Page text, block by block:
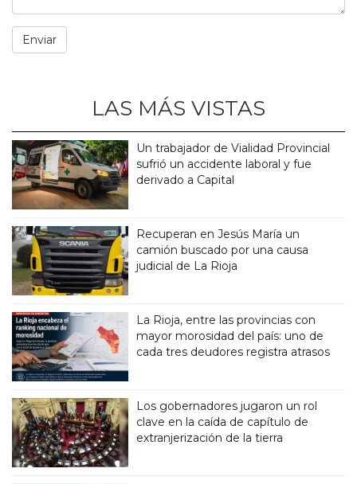
LAS MÁS VISTAS
Un trabajador de Vialidad Provincial
sufrió un accidente laboral y fue
derivado a Capital
Recuperan en Jesús María un
camión buscado por una causa
judicial de La Rioja
La Rioja, entre las provincias con
mayor morosidad del país: uno de
cada tres deudores registra atrasos
Los gobernadores jugaron un rol
clave en la caída de capítulo de
extranjerización de la tierra